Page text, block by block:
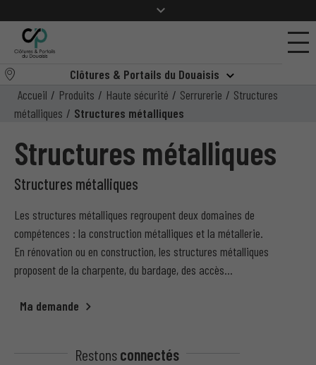
Clôtures & Portails du Douaisis
Accueil / Produits / Haute sécurité / Serrurerie / Structures
métalliques / Structures métalliques
Structures métalliques
Structures métalliques
Les structures métalliques regroupent deux domaines de
compétences : la construction métalliques et la métallerie.
En rénovation ou en construction, les structures métalliques
proposent de la charpente, du bardage, des accès…
Ma demande
Restonsconnectés